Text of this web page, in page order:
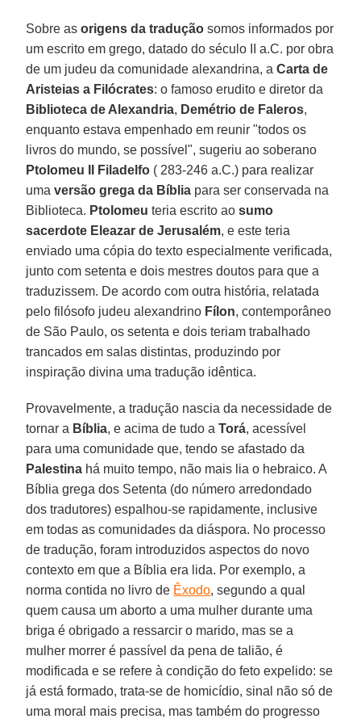
Sobre asorigens da tradução somos informados por
um escrito em grego, datado do século II a.C. por obra
de um judeu da comunidade alexandrina, aCarta de
Aristeias a Filócrates: o famoso erudito e diretor da
Biblioteca de Alexandria, Demétrio de Faleros,
enquanto estava empenhado em reunir "todos os
livros do mundo, se possível", sugeriu ao soberano
Ptolomeu II Filadelfo ( 283-246 a.C.) para realizar
umaversão grega da Bíblia para ser conservada na
Biblioteca. Ptolomeu teria escrito aosumo
sacerdote Eleazar de Jerusalém, e este teria
enviado uma cópia do texto especialmente verificada,
junto com setenta e dois mestres doutos para que a
traduzissem. De acordo com outra história, relatada
pelo filósofo judeu alexandrino Fílon, contemporâneo
de São Paulo, os setenta e dois teriam trabalhado
trancados em salas distintas, produzindo por
inspiração divina uma tradução idêntica.
Provavelmente, a tradução nascia da necessidade de
tornar a Bíblia, e acima de tudo aTorá, acessível
para uma comunidade que, tendo se afastado da
Palestina há muito tempo, não mais lia o hebraico. A
Bíblia grega dos Setenta (do número arredondado
dos tradutores) espalhou-se rapidamente, inclusive
em todas as comunidades da diáspora. No processo
de tradução, foram introduzidos aspectos do novo
contexto em que a Bíblia era lida. Por exemplo, a
norma contida no livro de Êxodo, segundo a qual
quem causa um aborto a uma mulher durante uma
briga é obrigado a ressarcir o marido, mas se a
mulher morrer é passível da pena de talião, é
modificada e se refere à condição do feto expelido: se
já está formado, trata-se de homicídio, sinal não só de
uma moral mais precisa, mas também do progresso